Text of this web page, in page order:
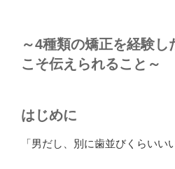
～4種類の矯正を経験し
こそ伝えられること～
はじめに
「男だし、別に歯並びくらいい